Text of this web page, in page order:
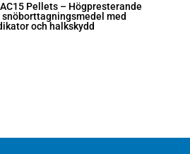
Pellets – Högpresterande
snöborttagningsmedel med
och halkskydd